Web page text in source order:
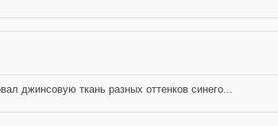
джинсовую ткань разных оттенков синего...